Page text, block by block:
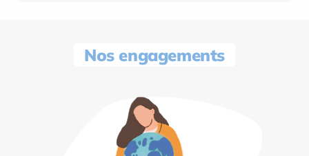
Nos engagements